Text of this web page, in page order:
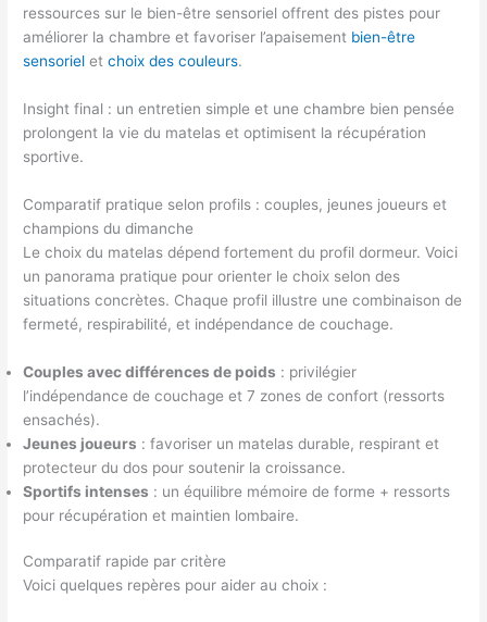
ressources sur le bien-être sensoriel offrent des pistes pour
améliorer la chambre et favoriser l’apaisement bien-être
sensoriel etchoix des couleurs.
Insight final : un entretien simple et une chambre bien pensée
prolongent la vie du matelas et optimisent la récupération
sportive.
Comparatif pratique selon profils : couples, jeunes joueurs et
champions du dimanche
Le choix du matelas dépend fortement du profil dormeur. Voici
un panorama pratique pour orienter le choix selon des
situations concrètes. Chaque profil illustre une combinaison de
fermeté, respirabilité, et indépendance de couchage.
Couples avec différences de poids : privilégier
l’indépendance de couchage et 7 zones de confort (ressorts
ensachés).
Jeunes joueurs : favoriser un matelas durable, respirant et
protecteur du dos pour soutenir la croissance.
Sportifs intenses : un équilibre mémoire de forme + ressorts
pour récupération et maintien lombaire.
Comparatif rapide par critère
Voici quelques repères pour aider au choix :